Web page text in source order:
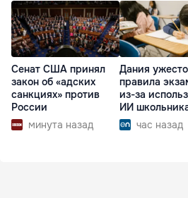
Сенат США принял
закон об «адских
санкциях» против
России
минута назад
Дания
правила
из-за
ИИ
час назад